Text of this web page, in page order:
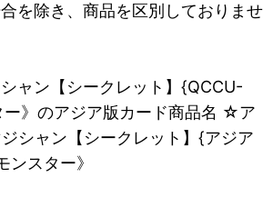
を除き、商品を区別しておりませ
ャン【シークレット】{QCCU-
ー》のアジア版カード商品名 ☆ア
シャン【シークレット】{アジア
スター》